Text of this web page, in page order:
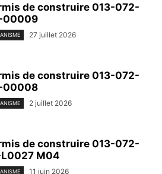
de construire 013-072-
00009
27 juillet 2026
de construire 013-072-
00008
2 juillet 2026
de construire 013-072-
L0027 M04
11 juin 2026